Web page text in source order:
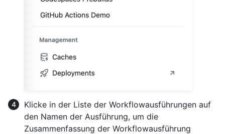
Klicke in der Liste der Workflowausführungen auf
den Namen der Ausführung, um die
Zusammenfassung der Workflowausführung